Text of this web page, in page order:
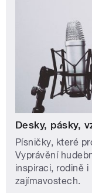
Desky, pásky,
Písničky, které
Vyprávění
inspiraci, rodině
zajímavostech.